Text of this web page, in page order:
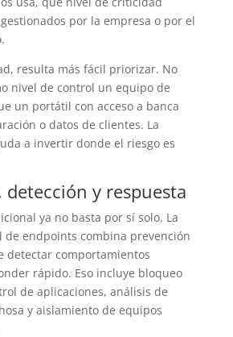
por la empresa o por el
resulta más fácil priorizar. No
nivel de control un equipo de
un portátil con acceso a banca
o datos de clientes. La
a invertir donde el riesgo es
detección y respuesta
ya no basta por sí solo. La
de endpoints combina prevención
detectar comportamientos
rápido. Eso incluye bloqueo
de aplicaciones, análisis de
y aislamiento de equipos